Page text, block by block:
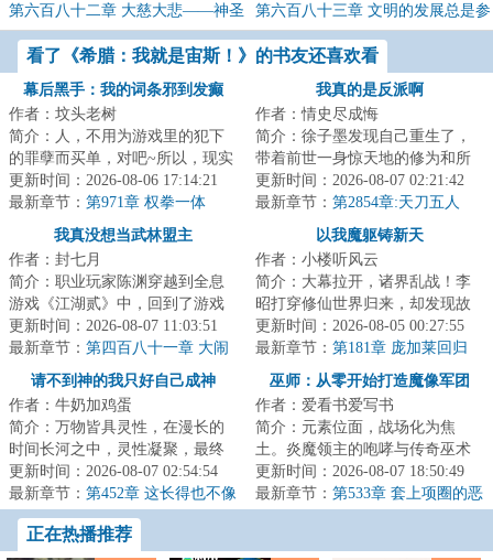
要保护好自己！
第六百八十二章 大慈大悲——神圣
帕西提亚！
第六百八十三章 文明的发展总是参
差不齐
看了《希腊：我就是宙斯！》的书友还喜欢看
幕后黑手：我的词条邪到发癫
作者：坟头老树
简介：人，不用为游戏里的犯下
的罪孽而买单，对吧~所以，现实
里我唯唯诺诺，游戏里我重拳出
击。现实里我...
更新时间：2026-08-06 17:14:21
最新章节： 第971章 权拳一体
我真的是反派啊
作者：情史尽成悔
简介：徐子墨发现自己重生了，
带着前世一身惊天地的修为和所
有的记忆。但剧本不对的是，重
生不都是主角的...
更新时间：2026-08-07 02:21:42
最新章节： 第2854章:天刀五人
我真没想当武林盟主
作者：封七月
简介：职业玩家陈渊穿越到全息
游戏《江湖贰》中，回到了游戏
刚开服时，成了新手村一个背景
板NPC。当陈渊...
更新时间：2026-08-07 11:03:51
最新章节： 第四百八十一章 大闹
寿宴，血流成河
以我魔躯铸新天
作者：小楼听风云
简介：大幕拉开，诸界乱战！李
昭打穿修仙世界归来，却发现故
土正饱受深渊魔物摧残……炼我
万尸阵！扬我万...
更新时间：2026-08-05 00:27:55
最新章节： 第181章 庞加莱回归
请不到神的我只好自己成神
作者：牛奶加鸡蛋
简介：万物皆具灵性，在漫长的
时间长河之中，灵性凝聚，最终
化为神性。一夜之间，有神灵自
山脊爬起，动若...
更新时间：2026-08-07 02:54:54
最新章节： 第452章 这长得也不像
我啊？
巫师：从零开始打造魔像军团
作者：爱看书爱写书
简介：元素位面，战场化为焦
土。炎魔领主的咆哮与传奇巫术
对撞，将山脉破碎，令河流沸
腾。巫师们的防线在...
更新时间：2026-08-07 18:50:49
最新章节： 第533章 套上项圈的恶
正在热播推荐